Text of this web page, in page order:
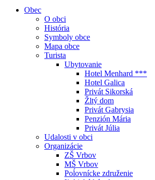
Obec
O obci
História
Symboly obce
Mapa obce
Turista
Ubytovanie
Hotel Menhard ***
Hotel Galica
Privát Sikorská
Žltý dom
Privát Gabrysia
Penzión Mária
Privát Júlia
Udalosti v obci
Organizácie
ZŠ Vrbov
MŠ Vrbov
Poĺovnícke združenie